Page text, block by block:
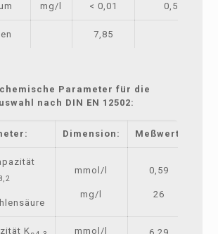
mg/l < 0,01 0,5
7,85
Parameter für die
nach DIN EN 12502:
Dimension: Meßwert:
mmol/l
mg/l
0,59
26
K mmol/l